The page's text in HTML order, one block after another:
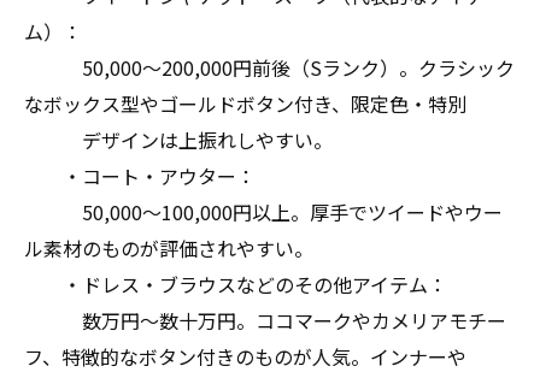
ム）：
50,000〜200,000円前後（Sランク）。クラシック
なボックス型やゴールドボタン付き、限定色・特別
デザインは上振れしやすい。
・コート・アウター：
50,000〜100,000円以上。厚手でツイードやウー
ル素材のものが評価されやすい。
・ドレス・ブラウスなどのその他アイテム：
数万円〜数十万円。ココマークやカメリアモチー
フ、特徴的なボタン付きのものが人気。インナーや